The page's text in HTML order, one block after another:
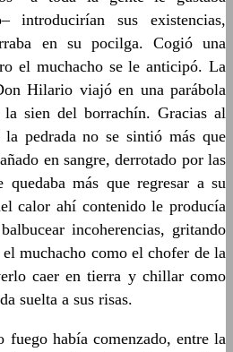
introducirían sus existencias,
en su pocilga. Cogió una
el muchacho se le anticipó. La
Hilario viajó en una parábola
la sien del borrachín. Gracias al
pedrada no se sintió más que
en sangre, derrotado por las
más que regresar a su
calor ahí contenido le producía
incoherencias, gritando
muchacho como el chofer de la
caer en tierra y chillar como
suelta a sus risas.
fuego había comenzado, entre la